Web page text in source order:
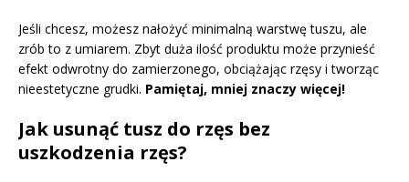
Jeśli chcesz, możesz nałożyć minimalną warstwę tuszu, ale
zrób to z umiarem. Zbyt duża ilość produktu może przynieść
efekt odwrotny do zamierzonego, obciążając rzęsy i tworząc
nieestetyczne grudki. Pamiętaj, mniej znaczy więcej!
Jak usunąć tusz do rzęs bez
uszkodzenia rzęs?